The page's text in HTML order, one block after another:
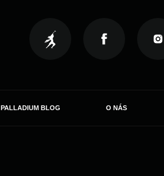
PALLADIUM BLOG O NÁS